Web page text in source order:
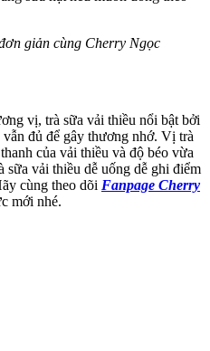
giản cùng Cherry Ngọc
vị, trà sữa vải thiều nổi bật bởi
đủ để gây thương nhớ. Vị trà
của vải thiều và độ béo vừa
sữa vải thiều dễ uống dễ ghi điểm
cùng theo dõi Fanpage Cherry
mới nhé.